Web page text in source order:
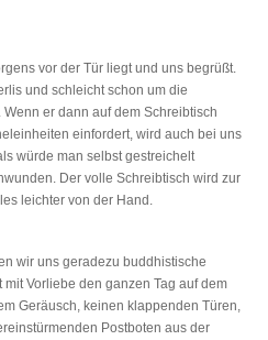
vor der Tür liegt und uns begrüßt.
und schleicht schon um die
er dann auf dem Schreibtisch
einfordert, wird auch bei uns
würde man selbst gestreichelt
Der volle Schreibtisch wird zur
leichter von der Hand.
wir uns geradezu buddhistische
Vorliebe den ganzen Tag auf dem
Geräusch, keinen klappenden Türen,
Postboten aus der